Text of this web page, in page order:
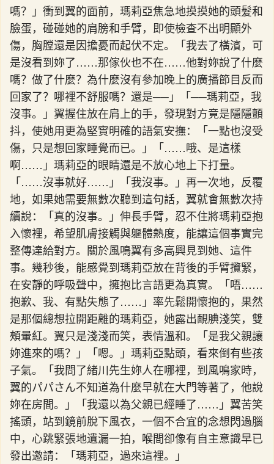
嗎？」衝到翼的面前，瑪莉亞焦急地摸摸她的頭髮和
臉蛋，碰碰她的肩膀和手臂，即使檢查不出明顯外
傷，胸膛還是因擔憂而起伏不定。「我去了橫濱，可
是沒看到妳了……那傢伙也不在……他對妳說了什麼
嗎？做了什麼？為什麼沒有參加晚上的廣播節目反而
回家了？哪裡不舒服嗎？還是──」「──瑪莉亞，我
沒事。」翼握住放在肩上的手，發現對方竟是隱隱顫
抖，使她用更為堅實明確的語氣安撫：「一點也沒受
傷，只是想回家睡覺而已。」「……哦、是這樣
啊……」瑪莉亞的眼睛還是不放心地上下打量。
「……沒事就好……」「我沒事。」再一次地，反覆
地，如果她需要無數次聽到這句話，翼就會無數次持
續說：「真的沒事。」伸長手臂，忍不住將瑪莉亞抱
入懷裡，希望肌膚接觸與軀體熱度，能讓這個事實完
整傳達給對方。關於風鳴翼有多高興見到她、這件
事。幾秒後，能感覺到瑪莉亞放在背後的手臂攬緊，
在安靜的呼吸聲中，擁抱比言語更為真實。「唔……
抱歉、我、有點失態了……」率先鬆開懷抱的，果然
是那個總想拉開距離的瑪莉亞，她露出靦腆淺笑，雙
頰暈紅。翼只是淺淺而笑，表情溫和。「是我父親讓
妳進來的嗎？」「嗯。」瑪莉亞點頭，看來倒有些孩
子氣。「我問了緒川先生妳人在哪裡，到風鳴家時，
翼的パパさん不知道為什麼早就在大門等著了，他說
妳在房間。」「我還以為父親已經睡了……」翼苦笑
搖頭，站到鏡前脫下風衣，一個不合宜的念想閃過腦
中，心跳緊張地遺漏一拍，喉間卻像有自主意識早已
發出邀請：「瑪莉亞，過來這裡。」